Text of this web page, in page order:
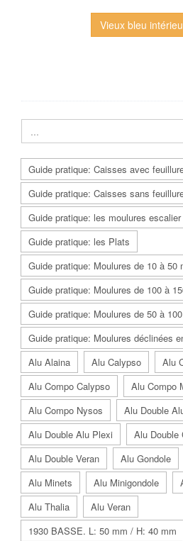
Vieux bleu
Guide pratique: Caisses avec
Guide pratique: Caisses sans
Guide pratique: les moulures escalier
Guide pratique: les Plats
Guide pratique: Moulures de 10 à 50
Guide pratique: Moulures de 100 à
Guide pratique: Moulures de 50 à
Guide pratique: Moulures déclinées
Alu Alaina
Alu Calypso
Alu
Alu Compo Calypso
Alu Compo
Alu Compo Nysos
Alu Double
Alu Double Alu Plexi
Alu Double
Alu Double Veran
Alu Gondole
Alu Minets
Alu Minigondole
Alu Thalia
Alu Veran
1930 BASSE. L: 50 mm / H: 40 mm